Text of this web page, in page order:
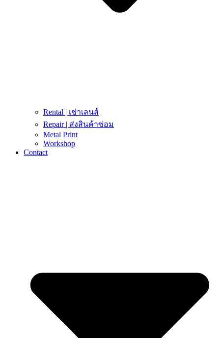
Rental | เช่าเลนส์
Repair | ส่งสินค้าซ่อม
Metal Print
Workshop
Contact